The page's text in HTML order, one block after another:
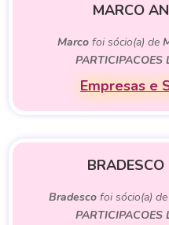
MARCO
Marcofoi sócio(a) de
PARTICIPACOES
Empresas e
Bradesco foi sócio(a) de
PARTICIPACOES